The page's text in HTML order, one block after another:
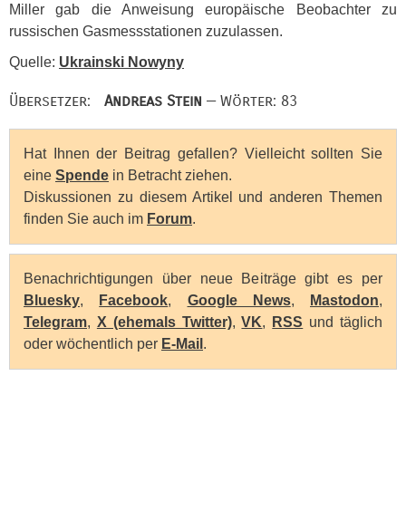
Miller gab die Anweisung europäische Beobachter zu
russischen Gasmessstationen zuzulassen.
Quelle: Ukrainski Nowyny
Übersetzer: Andreas Stein — Wörter: 83
Hat Ihnen der Beitrag gefallen? Vielleicht sollten Sie
eine Spende in Betracht ziehen.
Diskussionen zu diesem Artikel und anderen Themen
finden Sie auch im Forum.
Benachrichtigungen über neue Beiträge gibt es per
Bluesky, Facebook, Google News, Mastodon,
Telegram, X (ehemals Twitter),VK, RSS und täglich
oder wöchentlich per E-Mail .